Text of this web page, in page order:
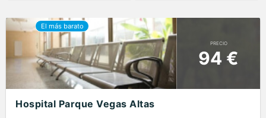
PRECIO
94 €
Hospital Parque Vegas Altas